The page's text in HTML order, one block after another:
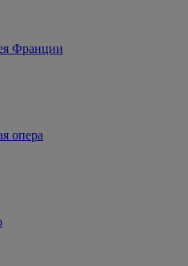
Франции
опера